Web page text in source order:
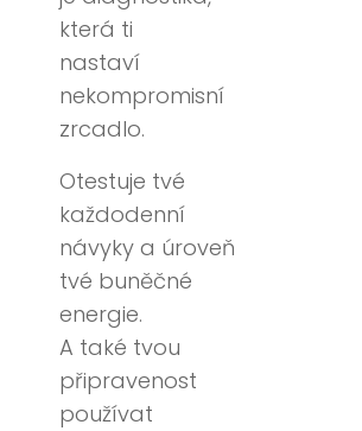
která ti
nastaví
nekompromisní
zrcadlo.
Otestuje tvé
každodenní
návyky a úroveň
tvé buněčné
energie.
A také tvou
připravenost
používat